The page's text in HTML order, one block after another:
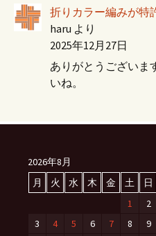
折りカラー編みが特
haru より
2025年12月27日
ありがとうございま
いね。
2026年8月
月
火 水 木 金 土
日
1
2
3
4 5 6 7 8
9